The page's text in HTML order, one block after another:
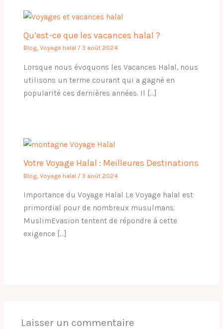
Qu’est-ce que les vacances halal ?
Blog,Voyage halal /3 août 2024
Lorsque nous évoquons les Vacances Halal, nous
utilisons un terme courant qui a gagné en
popularité ces dernières années. Il […]
Votre Voyage Halal : Meilleures Destinations
Blog ,Voyage halal /3 août 2024
Importance du Voyage Halal Le Voyage halal est
primordial pour de nombreux musulmans.
MuslimEvasion tentent de répondre à cette
exigence […]
Laisser un commentaire